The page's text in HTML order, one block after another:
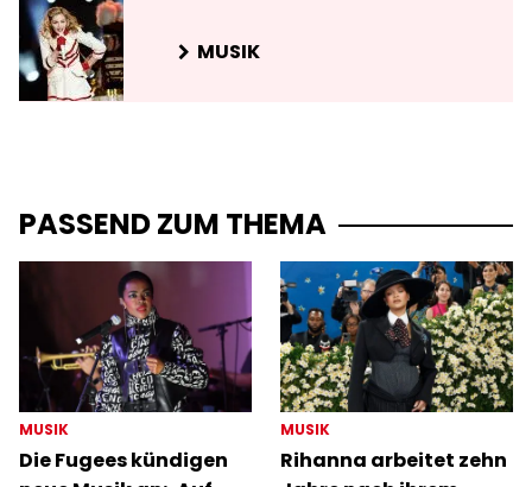
MUSIK
PASSEND ZUM THEMA
MUSIK
Die Fugees kündigen
MUSIK
Rihanna arbeitet zehn